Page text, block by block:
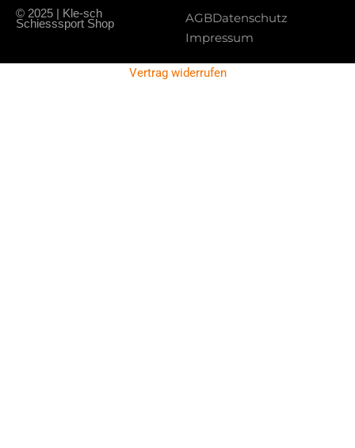
© 2025 | Kle-sch
Schiesssport Shop AGBDatenschutz
Impressum
Vertrag widerrufen